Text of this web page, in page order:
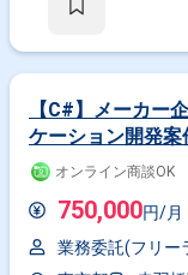
【C#】メーカー
ケーション開発案
オンライン商談OK
750,000円/月
業務委託(フリー